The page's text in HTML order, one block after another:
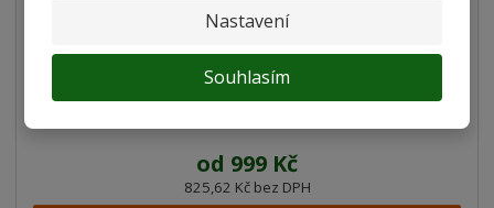
Nastavení
Souhlasím
od 999 Kč
825,62 Kč bez DPH